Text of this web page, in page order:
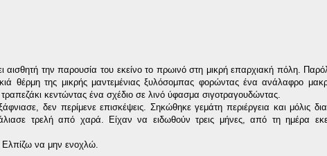
αισθητή την παρουσία του εκείνο το πρωινό στη μικρή επαρχιακή πόλη.
θέρμη της μικρής μαντεμένιας ξυλόσομπας φορώντας ένα ανάλαφρο
κεντώντας ένα σχέδιο σε λινό ύφασμα σιγοτραγουδώντας.
δεν περίμενε επισκέψεις. Σηκώθηκε γεμάτη περιέργεια και μόλις
τρελή από χαρά. Είχαν να ειδωθούν τρεις μήνες, από τη ημέρα
Ελπίζω να μην ενοχλώ.